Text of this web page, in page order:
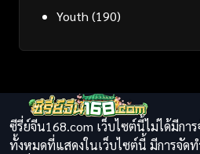
Youth (190)
ซีรี่ย์จีน168.com เว็บไซต์นี้ไม่ได้มีกา
ทั้งหมดที่แสดงในเว็บไซต์นี้ มีการจัด